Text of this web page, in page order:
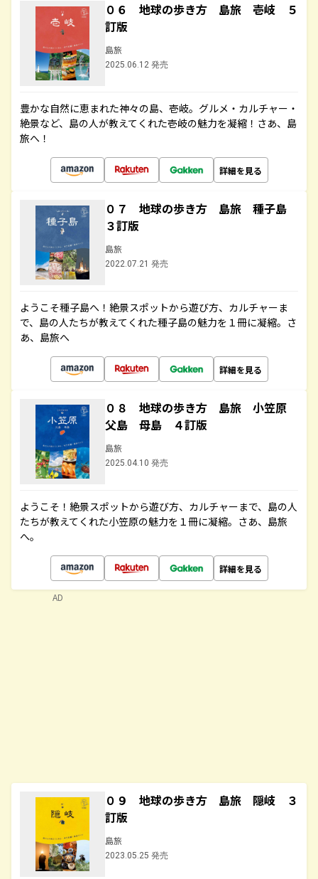
０６ 地球の歩き方 島旅 壱岐 ５
訂版
島旅
2025.06.12 発売
豊かな自然に恵まれた神々の島、壱岐。グルメ・カルチャー・
絶景など、島の人が教えてくれた壱岐の魅力を凝縮！さあ、島
旅へ！
詳細を見る
０７ 地球の歩き方 島旅 種子島
３訂版
島旅
2022.07.21 発売
ようこそ種子島へ！絶景スポットから遊び方、カルチャーま
で、島の人たちが教えてくれた種子島の魅力を１冊に凝縮。さ
あ、島旅へ
詳細を見る
０８ 地球の歩き方 島旅 小笠原
父島 母島 ４訂版
島旅
2025.04.10 発売
ようこそ！絶景スポットから遊び方、カルチャーまで、島の人
たちが教えてくれた小笠原の魅力を１冊に凝縮。さあ、島旅
へ。
詳細を見る
０９ 地球の歩き方 島旅 隠岐 ３
訂版
島旅
2023.05.25 発売
AD